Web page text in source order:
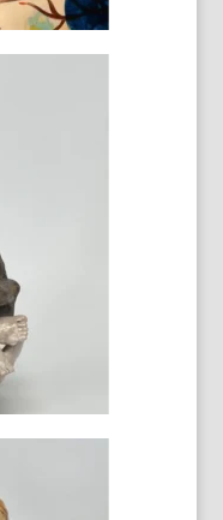
assis
chat